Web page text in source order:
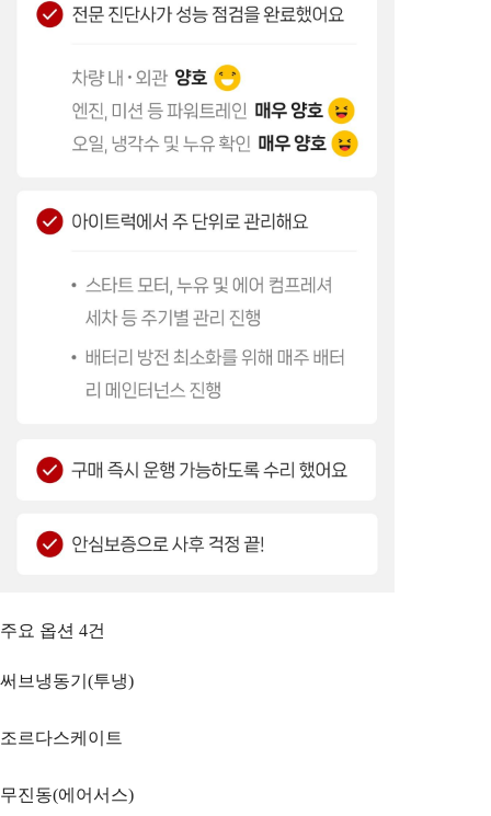
주요 옵션 4건
써브냉동기(투냉)
조르다스케이트
무진동(에어서스)